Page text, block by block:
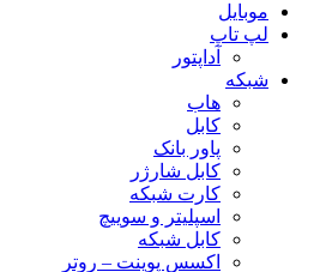
موبایل
لپ تاپ
آداپتور
شبکه
هاب
کابل
پاور بانک
کابل شارژر
کارت شبکه
اسپلیتر و سوییچ
کابل شبکه
اکسس پوینت – روتر